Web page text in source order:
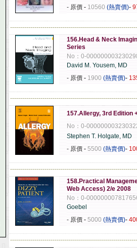
- 原價 - 10560 (熱賣價)-
156.Head & Neck
Series
No：0-
David M. Yousem, MD
- 原價 - 1900 (熱賣價)-
157.Allergy, 3rd Edition
No：0-
Stephen T. Holgate, MD
- 原價 - 5500 (熱賣價)-
158.Practical
Web Access) 2/e 2008
No：0-
Goebel
- 原價 - 5000 (熱賣價)-